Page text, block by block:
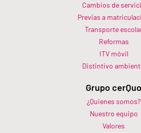
Cambios de
Previas a
Transporte
Reformas
ITV móvil
Distintivo
Grupo cerQuo
¿Quienes somos?
Nuestro equipo
Valores